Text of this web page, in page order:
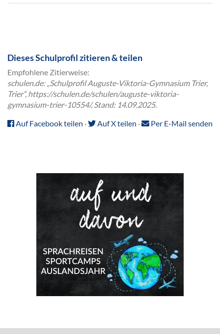
Dieses Schulprofil zitieren & teilen
Empfohlene Zitierweise:
schulen.de: „Schulprofil Auguste-Viktoria-Gymnasium Trier,
Trier“, https://schulen.de/schulen/auguste-viktoria-
gymnasium-trier-10554/, Stand: 14.09.2025.
Auf Facebook teilen · Auf X teilen · Per E-Mail senden